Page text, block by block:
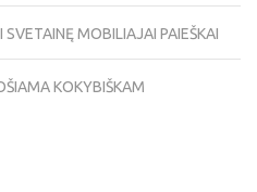
MOBILIAJAI PAIEŠKAI
KOKYBIŠKAM